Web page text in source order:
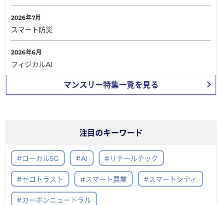
2026年7月
スマート防災
2026年6月
フィジカルAI
マンスリー特集一覧を見る
注目のキーワード
#ローカル5G #AI #リテールテック
#ゼロトラスト #スマート農業 #スマートシティ
#カーボンニュートラル